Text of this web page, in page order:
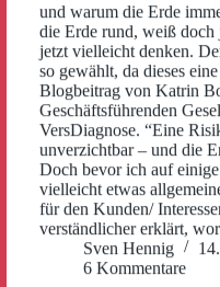
und warum die Erde
die Erde rund, weiß
jetzt vielleicht denken.
so gewählt, da dieses
Blogbeitrag von Katrin
Geschäftsführenden
VersDiagnose. “Eine
unverzichtbar – und die
Doch bevor ich auf
vielleicht etwas
für den Kunden/
verständlicher erklärt,
Sven Hennig
6 Kommentare